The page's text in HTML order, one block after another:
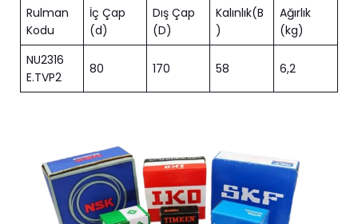
Rulman
Kodu
İç Çap
(d)
Dış Çap
(D)
Kalınlık(B
)
Ağırlık
(kg)
NU2316
E.TVP2
80 170 58 6,2